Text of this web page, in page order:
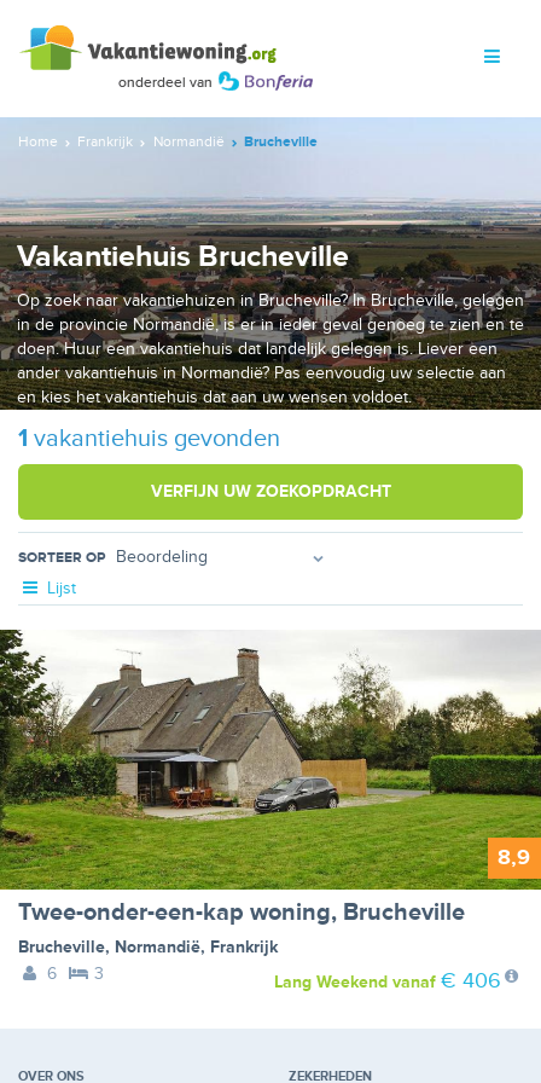
Home Frankrijk Normandië Brucheville
Vakantiehuis Brucheville
Op zoek naar vakantiehuizen in Brucheville? In Brucheville, gelegen
in de provincie Normandië, is er in ieder geval genoeg te zien en te
doen. Huur een vakantiehuis dat landelijk gelegen is. Liever een
ander vakantiehuis in Normandië? Pas eenvoudig uw selectie aan
en kies het vakantiehuis dat aan uw wensen voldoet.
1 vakantiehuis gevonden
VERFIJN UW ZOEKOPDRACHT
SORTEER OP
Lijst
8,9
Twee-onder-een-kap woning, Brucheville
Brucheville, Normandië, Frankrijk
6
3 Lang Weekendvanaf € 406
OVER ONS ZEKERHEDEN